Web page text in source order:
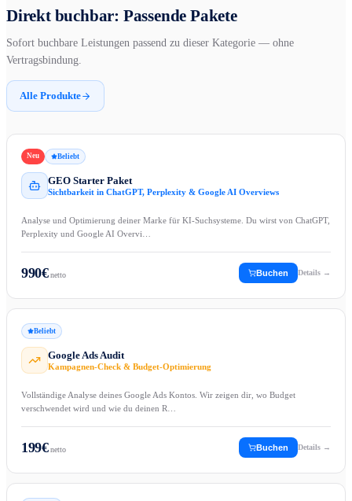
Direkt buchbar: Passende Pakete
Sofort buchbare Leistungen passend zu dieser Kategorie — ohne
Vertragsbindung.
Alle Produkte
Neu Beliebt
GEO Starter Paket
Sichtbarkeit in ChatGPT, Perplexity & Google AI Overviews
Analyse und Optimierung deiner Marke für KI-Suchsysteme. Du wirst von ChatGPT,
Perplexity und Google AI Overvi…
990€netto Buchen Details →
Beliebt
Google Ads Audit
Kampagnen-Check & Budget-Optimierung
Vollständige Analyse deines Google Ads Kontos. Wir zeigen dir, wo Budget
verschwendet wird und wie du deinen R…
199€netto Buchen Details →